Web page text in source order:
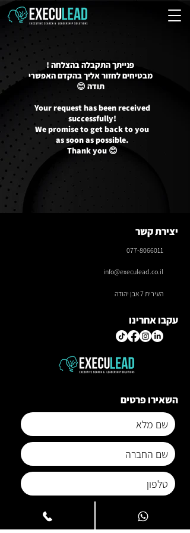
פנייתך התקבלה בהצלחה !
מבטיחים לחזור אליך בהקדם האפשרי
תודה 😊
Your request has been received
successfully!
We promise to get back to you
as soon as possible.
Thank you 😊
יצירת קשר
077-8066011
info@execulead.co.il
העירית 7 אבן יהודה
עקבו אחרינו
השאירו פרטים